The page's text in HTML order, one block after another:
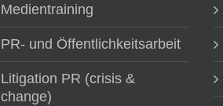
Medientraining
PR- und Öffentlichkeitsarbeit
Litigation PR (crisis &
change)